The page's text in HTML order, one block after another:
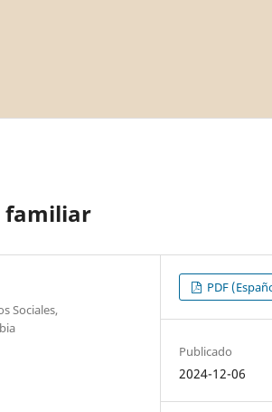
familiar
Sociales,
PDF
Publicado
2024-12-06